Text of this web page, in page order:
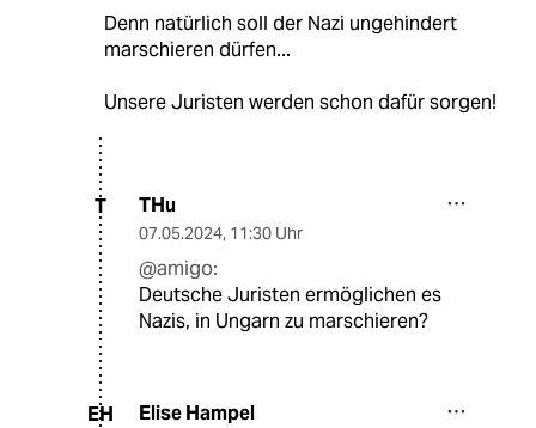
Denn natürlich soll der Nazi ungehindert
marschieren dürfen...
Unsere Juristen werden schon dafür sorgen!
T THu
07.05.2024, 11:30 Uhr
@amigo:
Deutsche Juristen ermöglichen es
Nazis, in Ungarn zu marschieren?
EH Elise Hampel